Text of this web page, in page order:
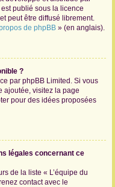
est publié sous la licence
peut être diffusé librement.
de phpBB » (en anglais).
?
par phpBB Limited. Si vous
ajoutée, visitez la page
pour des idées proposées
légales concernant ce
de la liste « L’équipe du
contact avec le